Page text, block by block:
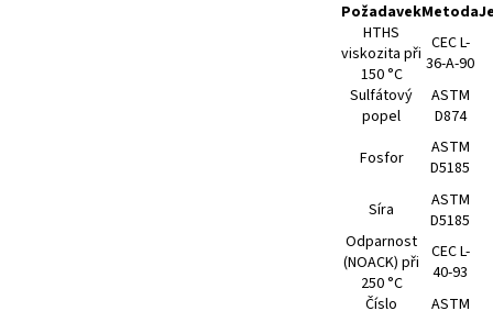
PožadavekMetoda
HTHS
viskozita při
150 °C
CEC L-
36-A-90
Sulfátový
popel
ASTM
D874
Fosfor
ASTM
D5185
Síra
ASTM
D5185
Odparnost
(NOACK) při
250 °C
CEC L-
40-93
Číslo
ASTM